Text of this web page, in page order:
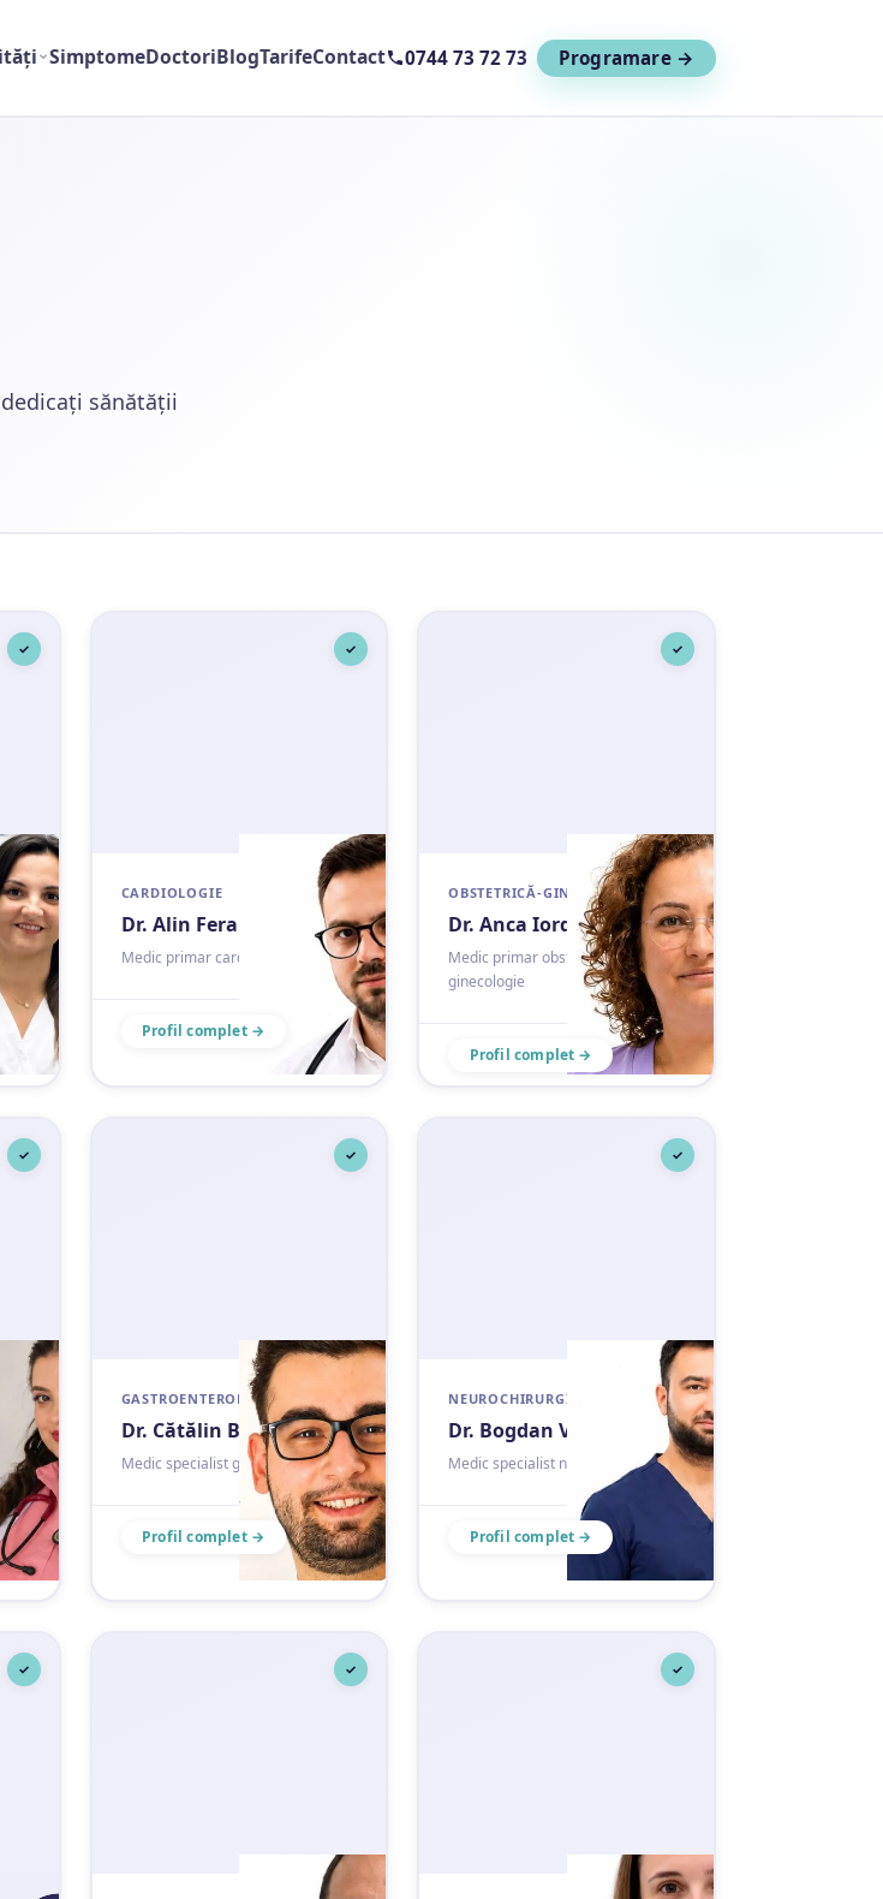
SimptomeDoctoriBlogTarifeContact 0744 73 72 73 Programare →
sănătății
✓ ✓
CARDIOLOGIE
Dr. Alin Feraru
Medic primar cardiologie
Profil complet →
✓
OBSTETRICĂ-GINECOLOGIE
Dr. Anca Iordache
Medic primar obstetrică-
ginecologie
Profil complet →
✓ ✓
GASTROENTEROLOGIE
Dr. Cătălin Borcoși
Medic specialist gastroenterologie
Profil complet →
✓
NEUROCHIRURGIE
Dr. Bogdan Voinea
Medic specialist neurochirurgie
Profil complet →
✓ ✓ ✓